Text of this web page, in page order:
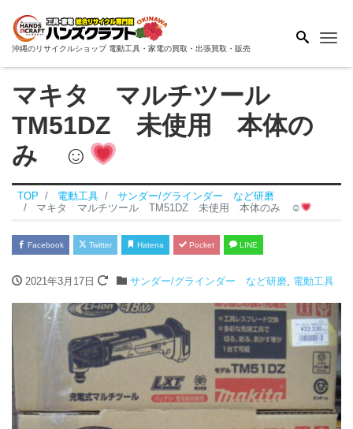
沖縄のリサイクルショップ 電動工具・家電の買取・出張買取・販売
マキタ マルチツール
TM51DZ 未使用 本体の
み ☺
TOP 電動工具
サンダー/グラインダー など研磨
マキタ マルチツール TM51DZ 未使用 本体のみ ☺
Facebook Twitter Hatena Pocket LINE
2021年3月17日 サンダー/グラインダー など研磨, 電動工具